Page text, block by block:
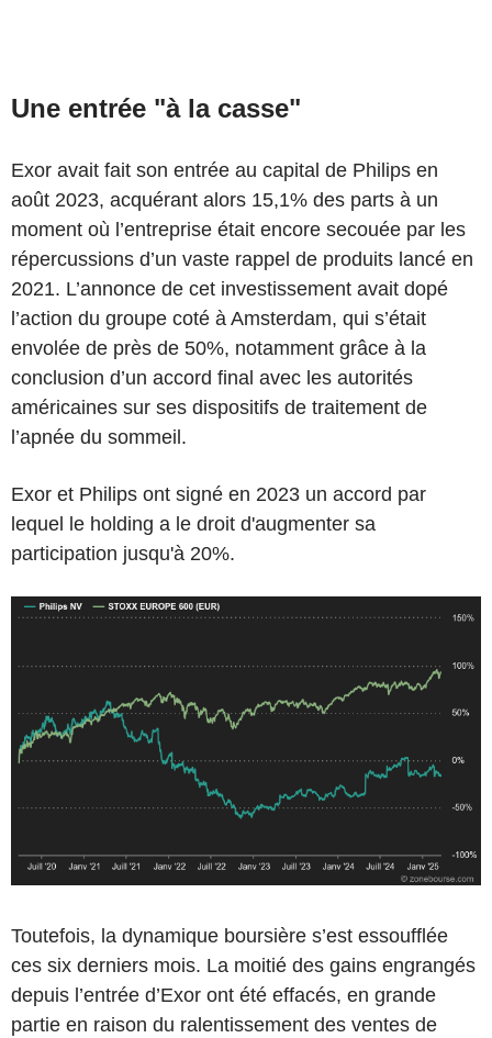
Une entrée "à la casse"
Exor avait fait son entrée au capital de Philips en
août 2023, acquérant alors 15,1% des parts à un
moment où l’entreprise était encore secouée par les
répercussions d’un vaste rappel de produits lancé en
2021. L’annonce de cet investissement avait dopé
l’action du groupe coté à Amsterdam, qui s’était
envolée de près de 50%, notamment grâce à la
conclusion d’un accord final avec les autorités
américaines sur ses dispositifs de traitement de
l’apnée du sommeil.
Exor et Philips ont signé en 2023 un accord par
lequel le holding a le droit d'augmenter sa
participation jusqu'à 20%.
Toutefois, la dynamique boursière s’est essoufflée
ces six derniers mois. La moitié des gains engrangés
depuis l’entrée d’Exor ont été effacés, en grande
partie en raison du ralentissement des ventes de